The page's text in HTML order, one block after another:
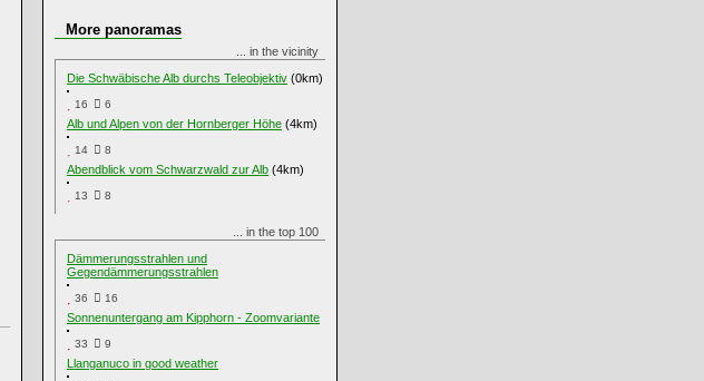
More panoramas
... in the vicinity
Die Schwäbische Alb durchs Teleobjektiv (0km)
16 6
Alb und Alpen von der Hornberger Höhe (4km)
14 8
Abendblick vom Schwarzwald zur Alb (4km)
13 8
... in the top 100
Dämmerungsstrahlen und
Gegendämmerungsstrahlen
36 16
Sonnenuntergang am Kipphorn - Zoomvariante
33 9
Llanganuco in good weather